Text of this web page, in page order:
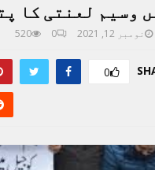
وسیم لعنتی کا
نومبر 12, 2021 0
520
0